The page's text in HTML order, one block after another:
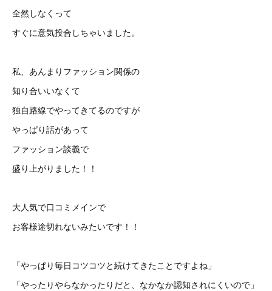
全然しなくって
すぐに意気投合しちゃいました。
私、あんまりファッション関係の
知り合いいなくて
独自路線でやってきてるのですが
やっぱり話があって
ファッション談義で
盛り上がりました！！
大人気で口コミメインで
お客様途切れないみたいです！！
「やっぱり毎日コツコツと続けてきたことですよね」
「やったりやらなかったりだと、なかなか認知されにくいので」